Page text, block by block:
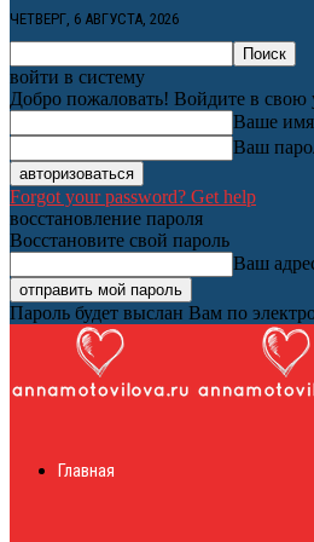
ЧЕТВЕРГ, 6 АВГУСТА, 2026
войти в систему
Добро пожаловать! Войдите в свою
Ваше имя
Ваш
Forgot your password? Get help
восстановление пароля
Восстановите свой пароль
Ваш
Пароль будет выслан Вам по
Главная